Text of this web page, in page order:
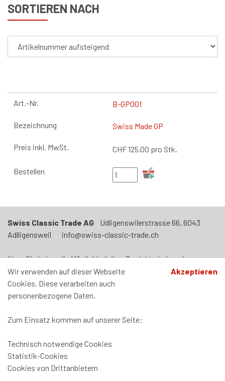
Daniel Geissmann & Beat Roos Bern
SORTIEREN NACH
B-GP001
Swiss Made GP
CHF 125.00 pro Stk.
Swiss Classic Trade AG Udligenswilerstrasse 66, 6043
Adlligensweil info@swiss-classic-trade.ch
Neu: Sie haben die Möglichkeit Ihre Produkte bei uns in
Adligenswil abzuholen. Termin nach Vereinbarung. Unser Laden
ist jeden Mittwoch von 09h00 - 12h00 und von 14h00-17h00
geöffnet.
Zahlung und Versand
Datenschutz
Wir verwenden auf dieser Webseite
Cookies. Diese verarbeiten auch
personenbezogene Daten.
Zum Einsatz kommen auf unserer Seite:
Technisch notwendige Cookies
Statistik-Cookies
Cookies von Drittanbietern
Akzeptieren